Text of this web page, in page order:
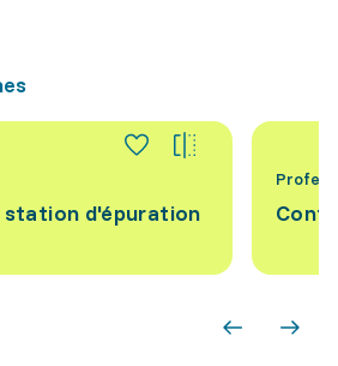
station d'épuration